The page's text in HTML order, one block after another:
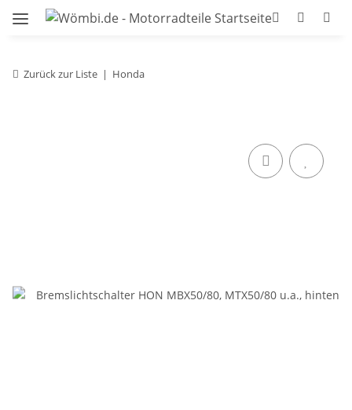
Zurück zur Liste Honda